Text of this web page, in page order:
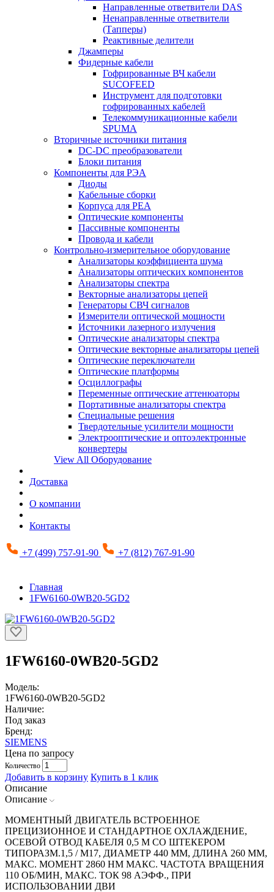
Направленные ответвители DAS
Ненаправленные ответвители
(Тапперы)
Реактивные делители
Джамперы
Фидерные кабели
Гофрированные ВЧ кабели
SUCOFEED
Инструмент для подготовки
гофрированных кабелей
Телекоммуникационные кабели
SPUMA
Вторичные источники питания
DC-DC преобразователи
Блоки питания
Компоненты для РЭА
Диоды
Кабельные сборки
Корпуса для РЕА
Оптические компоненты
Пассивные компоненты
Провода и кабели
Контрольно-измерительное оборудование
Анализаторы коэффициента шума
Анализаторы оптических компонентов
Анализаторы спектра
Векторные анализаторы цепей
Генераторы СВЧ сигналов
Измерители оптической мощности
Источники лазерного излучения
Оптические анализаторы спектра
Оптические векторные анализаторы цепей
Оптические переключатели
Оптические платформы
Осциллографы
Переменные оптические аттенюаторы
Портативные анализаторы спектра
Специальные решения
Твердотельные усилители мощности
Электрооптические и оптоэлектронные
конвертеры
View All Оборудование
Доставка
О компании
Контакты
+7 (499) 757-91-90 +7 (812) 767-91-90
Главная
1FW6160-0WB20-5GD2
1FW6160-0WB20-5GD2
Модель:
1FW6160-0WB20-5GD2
Наличие:
Под заказ
Бренд:
SIEMENS
Цена по запросу
Количество
Добавить в корзину Купить в 1 клик
Описание
Описание
МОМЕНТНЫЙ ДВИГАТЕЛЬ ВСТРОЕННОЕ
ПРЕЦИЗИОННОЕ И СТАНДАРТНОЕ ОХЛАЖДЕНИЕ,
ОСЕВОЙ ОТВОД КАБЕЛЯ 0,5 М СО ШТЕКЕРОМ
ТИПОРАЗМ.1,5 / M17, ДИАМЕТР 440 ММ, ДЛИНА 260 ММ,
МАКС. МОМЕНТ 2860 HM МАКС. ЧАСТОТА ВРАЩЕНИЯ
110 ОБ/МИН, МАКС. ТОК 98 АЭФФ., ПРИ
ИСПОЛЬЗОВАНИИ ДВИ